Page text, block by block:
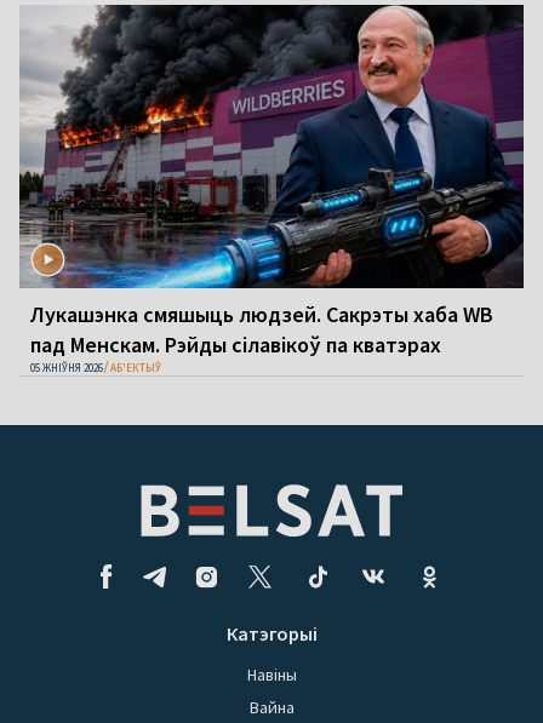
Лукашэнка смяшыць людзей. Сакрэты хаба WB
пад Менскам. Рэйды сілавікоў па кватэрах
05 ЖНІЎНЯ 2026 АБ'ЕКТЫЎ
Катэгорыі
Навіны
Вайна